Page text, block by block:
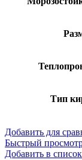
Тип
Добавить для
Быстрый
Добавить в